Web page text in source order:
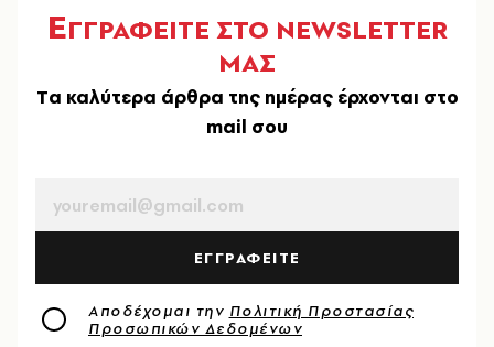
ΕΓΓΡΑΦΕΙΤΕ ΣΤΟ NEWSLETTER
ΜΑΣ
Tα καλύτερα άρθρα της ημέρας έρχονται στο
mail σου
ΕΓΓΡΑΦΕΙΤΕ
Αποδέχομαι την Πολιτική Προστασίας
Προσωπικών Δεδομένων